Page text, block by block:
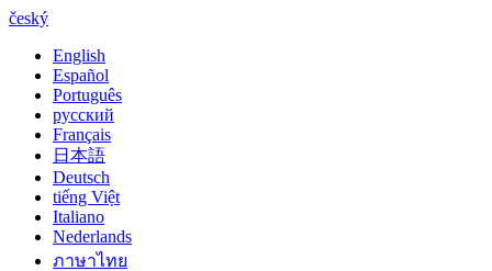
český
English
Español
Português
русский
Français
日本語
Deutsch
tiếng Việt
Italiano
Nederlands
ภาษาไทย